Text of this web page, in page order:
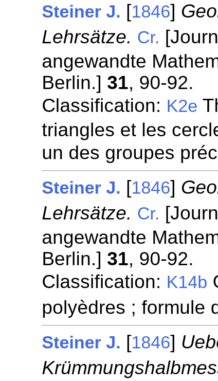
Steiner J. [1846]
Lehrsätze. Cr.
angewandte
Berlin.] 31, 90-92.
Classification: K2e
triangles et les
un des groupes
Steiner J. [1846]
Lehrsätze. Cr.
angewandte
Berlin.] 31, 90-92.
Classification: K14b
polyèdres ; formule
Steiner J. [1846]